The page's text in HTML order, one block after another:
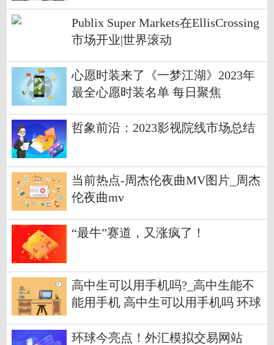
Publix Super Markets在EllisCrossing
市场开业|世界滚动
心愿时装来了《一梦江湖》2023年
最全心愿时装名单 每日聚焦
哲象前沿：2023影视院线市场总结
当前热点-周杰伦夜曲MV图片_周杰
伦夜曲mv
“最牛”赛道，又涨疯了！
高中生可以用手机吗?_高中生能不
能用手机 高中生可以用手机吗 环球
环球今亮点！外汇模拟交易网站